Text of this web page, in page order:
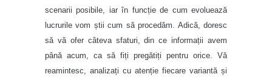
scenarii posibile, iar în funcție de cum evoluează
lucrurile vom știi cum să procedăm. Adică, doresc
să vă ofer câteva sfaturi, din ce informații avem
până acum, ca să fiți pregătiți pentru orice. Vă
reamintesc, analizați cu atenție fiecare variantă și